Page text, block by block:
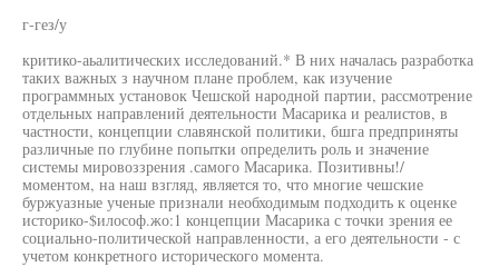
г-гез/у
критико-аьалитических исследований.* В них началась разработка
таких важных з научном плане проблем, как изучение
программных установок Чешской народной партии, рассмотрение
отдельных направлений деятельности Масарика и реалистов, в
частности, концепции славянской политики, бшга предприняты
различные по глубине попытки определить роль и значение
системы мировоззрения .самого Масарика. Позитивны!/
моментом, на наш взгляд, является то, что многие чешские
буржуазные ученые признали необходимым подходить к оценке
историко-$илософ.жо:1 концепции Масарика с точки зрения ее
социально-политической направленности, а его деятельности - с
учетом конкретного исторического момента.